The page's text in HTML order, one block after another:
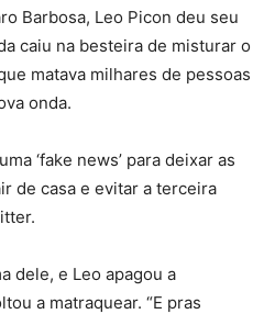
Barbosa, Leo Picon deu seu
caiu na besteira de misturar o
matava milhares de pessoas
onda.
‘fake news’ para deixar as
de casa e evitar a terceira
dele, e Leo apagou a
a matraquear. “E pras